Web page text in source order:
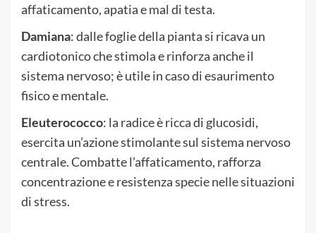
affaticamento, apatia e mal di testa.
Damiana: dalle foglie della pianta si ricava un
cardiotonico che stimola e rinforza anche il
sistema nervoso; è utile in caso di esaurimento
fisico e mentale.
Eleuterococco: la radice è ricca di glucosidi,
esercita un’azione stimolante sul sistema nervoso
centrale. Combatte l’affaticamento, rafforza
concentrazione e resistenza specie nelle situazioni
di stress.